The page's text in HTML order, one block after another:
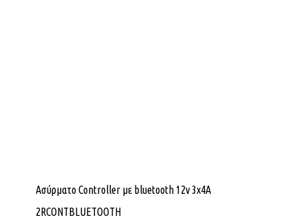
Ασύρματο Controller με bluetooth 12v 3x4A
2RCONTBLUETOOTH